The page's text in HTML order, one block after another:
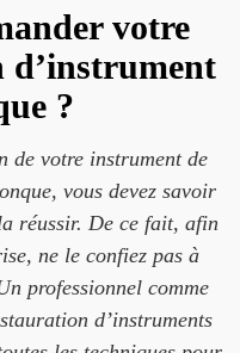
votre
d’instrument
?
de votre instrument de
vous devez savoir
réussir. De ce fait, afin
ne le confiez pas à
professionnel comme
d’instruments